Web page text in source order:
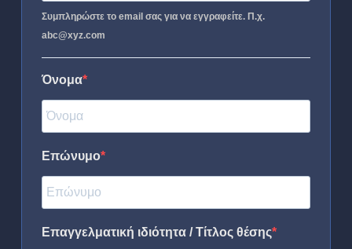
Συμπληρώστε το email σας για να εγγραφείτε. Π.χ.
abc@xyz.com
Όνομα
Επώνυμο
Επαγγελματική ιδιότητα / Τίτλος θέσης